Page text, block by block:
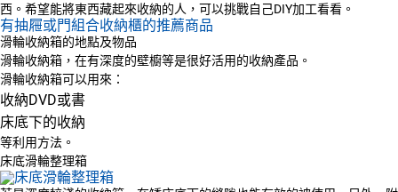
西。希望能將東西藏起來收納的人，可以挑戰自己DIY加工看看。
有抽屜或門組合收納櫃的推薦商品
滑輪收納箱的地點及物品
滑輪收納箱，在有深度的壁櫥等是很好活用的收納產品。
滑輪收納箱可以用來：
收納DVD或書
床底下的收納
等利用方法。
床底滑輪整理箱